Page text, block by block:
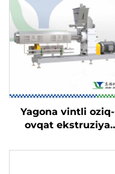
Yagona vintli oziq-
ovqat ekstruziya